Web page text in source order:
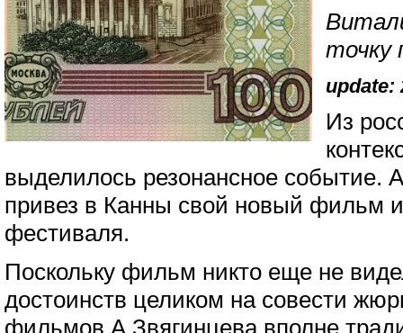
точку
update:
Из
выделилось резонансное событие.
привез в Канны свой новый фильм
фестиваля.
Поскольку фильм никто еще не
достоинств целиком на совести
фильмов А.Звягинцева вполне